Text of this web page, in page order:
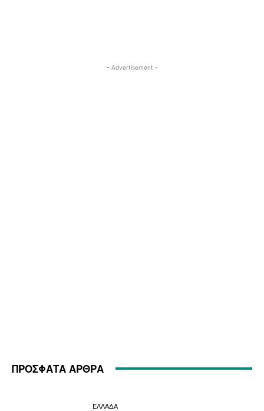
- Advertisement -
ΠΡΟΣΦΑΤΑ ΑΡΘΡΑ
ΕΛΛΑΔΑ